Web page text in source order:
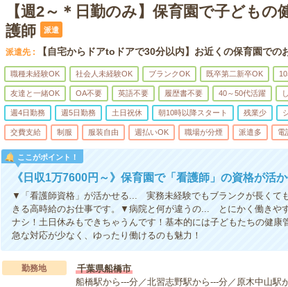
【週2～＊日勤のみ】保育園で子どもの
護師
派遣
派遣先 【自宅からドアtoドアで30分以内】お近くの保育園での
職種未経験OK 社会人未経験OK ブランクOK 既卒第二新卒OK
友達と一緒OK OA不要 英語不要 履歴書不要 40～50代活躍
週4日勤務 週5日勤務 土日祝休 朝10時以降スタート 残業少
交費支給 制服 服装自由 週払いOK 職場が分煙 派遣多 電
ここがポイント！
《日収1万7600円～》保育園で「看護師」の資格が活
▼「看護師資格」が活かせる... 実務未経験でもブランクが長くて
きる高時給のお仕事です。▼病院と何が違うの... とにかく働きや
ナシ！土日休みもできちゃうんです！基本的には子どもたちの健康
急な対応が少なく、ゆったり働けるのも魅力！
勤務地
千葉県船橋市
船橋駅から---分／北習志野駅から---分／原木中山駅